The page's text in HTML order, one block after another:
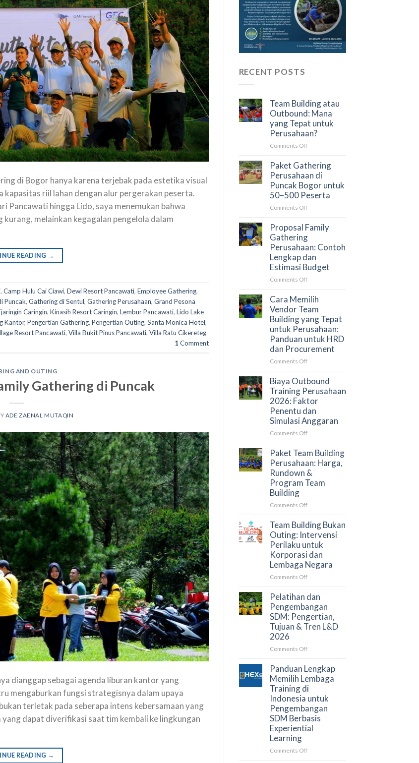
di Bogor hanya karena terjebak pada estetika visual
riil lahan dengan alur pergerakan peserta.
Pancawati hingga Lido, saya menemukan bahwa
melainkan kegagalan pengelola dalam
READING →
, Camp Hulu Cai Ciawi, Dewi Resort Pancawati, Employee Gathering,
Puncak, Gathering di Sentul, Gathering Perusahaan, Grand Pesona
Caringin, Kinasih Resort Caringin, Lembur Pancawati, Lido Lake
Kantor, Pengertian Gathering, Pengertian Outing, Santa Monica Hotel,
Resort Pancawati, Villa Bukit Pinus Pancawati, Villa Ratu Cikereteg
1 Comment
AND OUTING
Gathering di Puncak
ADE ZAENAL MUTAQIN
dianggap sebagai agenda liburan kantor yang
mengaburkan fungsi strategisnya dalam upaya
terletak pada seberapa intens kebersamaan yang
dapat diverifikasi saat tim kembali ke lingkungan
READING →
RECENT POSTS
Team Building atau
Outbound: Mana
yang Tepat untuk
Perusahaan?
Comments Offon
Building
Outbound:
Mana
yang
Tepat
Perusahaan?
Paket Gathering
Perusahaan di
Puncak Bogor untuk
50–500 Peserta
Comments Offon
Gathering
Perusahaan
di
Puncak
Bogor
untuk
50–
Peserta
Proposal Family
Gathering
Perusahaan: Contoh
Lengkap dan
Estimasi Budget
Comments Offon
Family
Perusahaan:
Contoh
Lengkap
dan
Estimasi
Budget
Cara Memilih
Vendor Team
Building yang Tepat
untuk Perusahaan:
Panduan untuk HRD
dan Procurement
Comments Offon
Memilih
Vendor
Team
Building
yang
Tepat
untuk
Panduan
untuk
HRD
dan
Procurement
Biaya Outbound
Training Perusahaan
2026: Faktor
Penentu dan
Simulasi Anggaran
Comments Offon
Outbound
Training
Perusahaan
2026:
Faktor
dan
Anggaran
Paket Team Building
Perusahaan: Harga,
Rundown &
Program Team
Building
Comments Offon
Team
Building
Perusahaan:
Harga,
Rundown
&
Program
Building
Team Building Bukan
Outing: Intervensi
Perilaku untuk
Korporasi dan
Lembaga Negara
Comments Offon
Building
Outing:
Intervensi
Perilaku
Korporasi
Lembaga
Negara
Pelatihan dan
Pengembangan
SDM: Pengertian,
Tujuan & Tren L&D
2026
Comments Offon
dan
Pengembangan
SDM:
Pengertian,
Tujuan
&
Tren
L&D
Panduan Lengkap
Memilih Lembaga
Training di
Indonesia untuk
Pengembangan
SDM Berbasis
Experiential
Learning
Comments Offon